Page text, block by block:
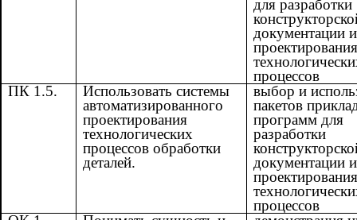
для разработки
документации и
проектирования
процессов
ПК 1.5.
Использовать системы
автоматизированного
проектирования
технологических
процессов обработки
деталей.
выбор и
пакетов
программ для
разработки
документации и
проектирования
процессов